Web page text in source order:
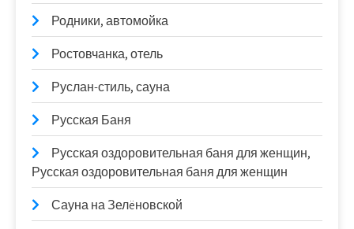
Родники, автомойка
Ростовчанка, отель
Руслан-стиль, сауна
Русская Баня
Русская оздоровительная баня для женщин,
Русская оздоровительная баня для женщин
Сауна на Зелëновской